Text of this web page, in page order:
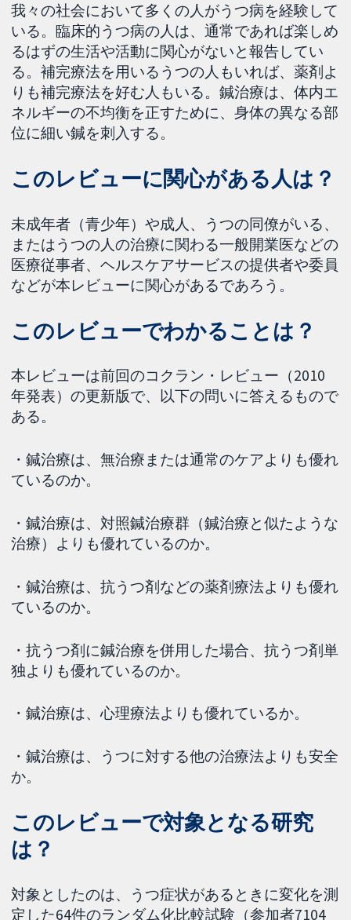
我々の社会において多くの人がうつ病を経験して
いる。臨床的うつ病の人は、通常であれば楽しめ
るはずの生活や活動に関心がないと報告してい
る。補完療法を用いるうつの人もいれば、薬剤よ
りも補完療法を好む人もいる。鍼治療は、体内エ
ネルギーの不均衡を正すために、身体の異なる部
位に細い鍼を刺入する。
このレビューに関心がある人は？
未成年者（青少年）や成人、うつの同僚がいる、
またはうつの人の治療に関わる一般開業医などの
医療従事者、ヘルスケアサービスの提供者や委員
などが本レビューに関心があるであろう。
このレビューでわかることは？
本レビューは前回のコクラン・レビュー（2010
年発表）の更新版で、以下の問いに答えるもので
ある。
・鍼治療は、無治療または通常のケアよりも優れ
ているのか。
・鍼治療は、対照鍼治療群（鍼治療と似たような
治療）よりも優れているのか。
・鍼治療は、抗うつ剤などの薬剤療法よりも優れ
ているのか。
・抗うつ剤に鍼治療を併用した場合、抗うつ剤単
独よりも優れているのか。
・鍼治療は、心理療法よりも優れているか。
・鍼治療は、うつに対する他の治療法よりも安全
か。
このレビューで対象となる研究
は？
対象としたのは、うつ症状があるときに変化を測
定した64件のランダム化比較試験（参加者7104